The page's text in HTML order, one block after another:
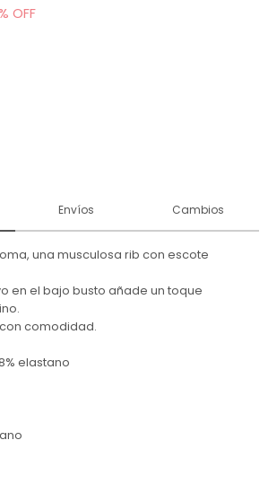
Envíos Cambios
una musculosa rib con escote
en el bajo busto añade un toque
comodidad.
elastano